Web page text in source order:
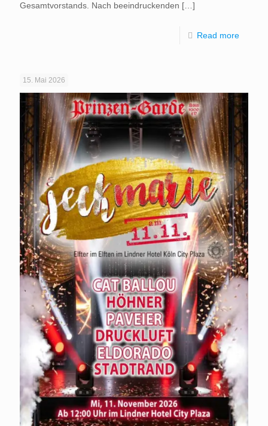
Gesamtvorstands. Nach beeindruckenden […]
Read more
15. Mai 2026